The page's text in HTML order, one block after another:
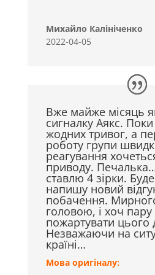
Михайло Калініченко
2022-04-05
Вже майже місяць
сигналку Аякс.
жодних тривог, а
роботу групи
реагування
приводу.
ставлю 4 зірки.
напишу новий
побачення.
головою, і хоч пару
пожартувати цього
Незважаючи на
країні…
Мова оригіналу: